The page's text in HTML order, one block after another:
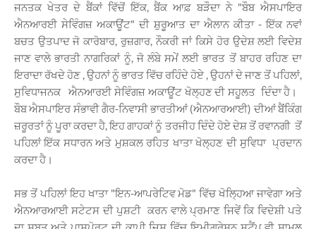
ਜਨਤਕ ਖੇਤਰ ਦੇ ਬੈਂਕਾਂ ਵਿੱਚੋਂ ਇੱਕ, ਬੈਂਕ ਆਫ਼ ਬੜੌਦਾ ਨੇ "ਬੌਬ ਐਸਪਾਇਰ
ਐਨਆਰਈ ਸੇਵਿੰਗਜ਼ ਅਕਾਊਂਟ" ਦੀ ਸ਼ੁਰੂਆਤ ਦਾ ਐਲਾਨ ਕੀਤਾ - ਇੱਕ ਨਵਾਂ
ਬਚਤ ਉਤਪਾਦਜੋ ਕਾਰੋਬਾਰ, ਰੁਜ਼ਗਾਰ, ਨੌਕਰੀ ਜਾਂ ਕਿਸੇ ਹੋਰ ਉਦੇਸ਼ ਲਈ ਵਿਦੇਸ਼
ਜਾਣ ਵਾਲੇ ਭਾਰਤੀ ਨਾਗਰਿਕਾਂ ਨੂੰ, ਜੋ ਲੰਬੇ ਸਮੇਂ ਲਈ ਭਾਰਤ ਤੋਂ ਬਾਹਰ ਰਹਿਣ ਦਾ
ਇਰਾਦਾ ਰੱਖਦੇ ਹੋਣ , ਉਹਨਾਂ ਨੂੰ ਭਾਰਤ ਵਿੱਚ ਰਹਿੰਦੇ ਹੋਏ , ਉਹਨਾਂ ਦੇ ਜਾਣ ਤੋਂ ਪਹਿਲਾਂ,
ਸੁਵਿਧਾਜਨਕ ਐਨਆਰਈ ਸੇਵਿੰਗਜ਼ ਅਕਾਊਂਟ ਖੋਲ੍ਹਣ ਦੀ ਸਹੂਲਤ ਦਿੰਦਾ ਹੈ।
ਬੌਬ ਐਸਪਾਇਰ ਸੰਭਾਵੀ ਗੈਰ-ਨਿਵਾਸੀ ਭਾਰਤੀਆਂ (ਐਨਆਰਆਈ) ਦੀਆਂ ਬੈਂਕਿੰਗ
ਜ਼ਰੂਰਤਾਂ ਨੂੰ ਪੂਰਾ ਕਰਦਾ ਹੈ, ਇਹ ਗਾਹਕਾਂ ਨੂੰ ਤਰਜੀਹ ਦਿੰਦੇ ਹੋਏ ਦੇਸ਼ ਤੋਂ ਰਵਾਨਗੀ ਤੋਂ
ਪਹਿਲਾਂ ਇੱਕ ਸਧਾਰਨ ਅਤੇ ਮੁਸ਼ਕਲ ਰਹਿਤ ਖਾਤਾ ਖੋਲ੍ਹਣ ਦੀ ਸੁਵਿਧਾ ਪ੍ਰਦਾਨ
ਕਰਦਾ ਹੈ।
ਸਭ ਤੋਂ ਪਹਿਲਾਂ ਇਹ ਖਾਤਾ "ਇਨ-ਆਪਰੇਟਿਵ ਮੋਡ" ਵਿੱਚ ਖੋਲ੍ਹਿਆ ਜਾਵੇਗਾ ਅਤੇ
ਐਨਆਰਆਈ ਸਟੇਟਸ ਦੀ ਪੁਸ਼ਟੀ ਕਰਨ ਵਾਲੇ ਪ੍ਰਮਾਣ ਜਿਵੇਂ ਕਿ ਵਿਦੇਸ਼ੀ ਪਤੇ